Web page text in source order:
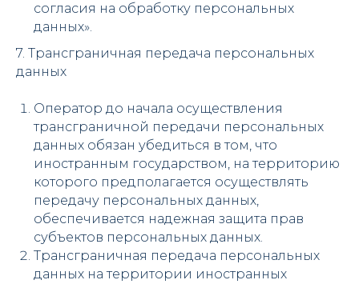
согласия на обработку персональных
данных».
7. Трансграничная передача персональных
данных
Оператор до начала осуществления
трансграничной передачи персональных
данных обязан убедиться в том, что
иностранным государством, на территорию
которого предполагается осуществлять
передачу персональных данных,
обеспечивается надежная защита прав
субъектов персональных данных.
Трансграничная передача персональных
данных на территории иностранных